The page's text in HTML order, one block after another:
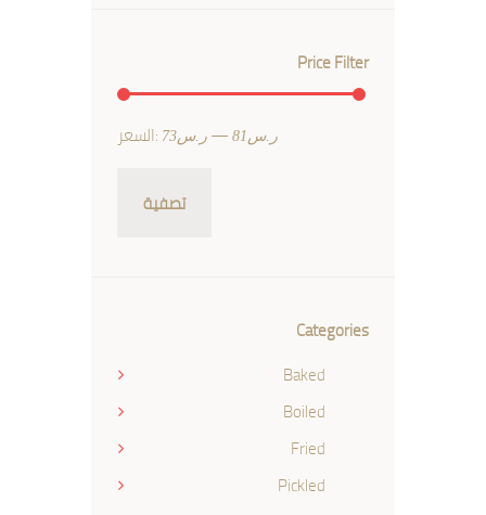
Price Filter
تصفية
السعر: ر.س73 — ر.س81
Categories
Baked
Boiled
Fried
Pickled